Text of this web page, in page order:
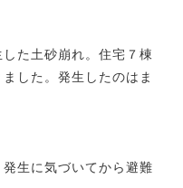
た土砂崩れ。住宅７棟
した。発生したのはま
発生に気づいてから避難